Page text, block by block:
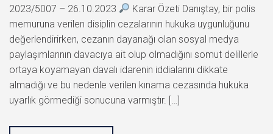
2023/5007 – 26.10.2023
Karar Özeti Danıştay, bir polis
memuruna verilen disiplin cezalarının hukuka uygunluğunu
değerlendirirken, cezanın dayanağı olan sosyal medya
paylaşımlarının davacıya ait olup olmadığını somut delillerle
ortaya koyamayan davalı idarenin iddialarını dikkate
almadığı ve bu nedenle verilen kınama cezasında hukuka
uyarlık görmediği sonucuna varmıştır. […]